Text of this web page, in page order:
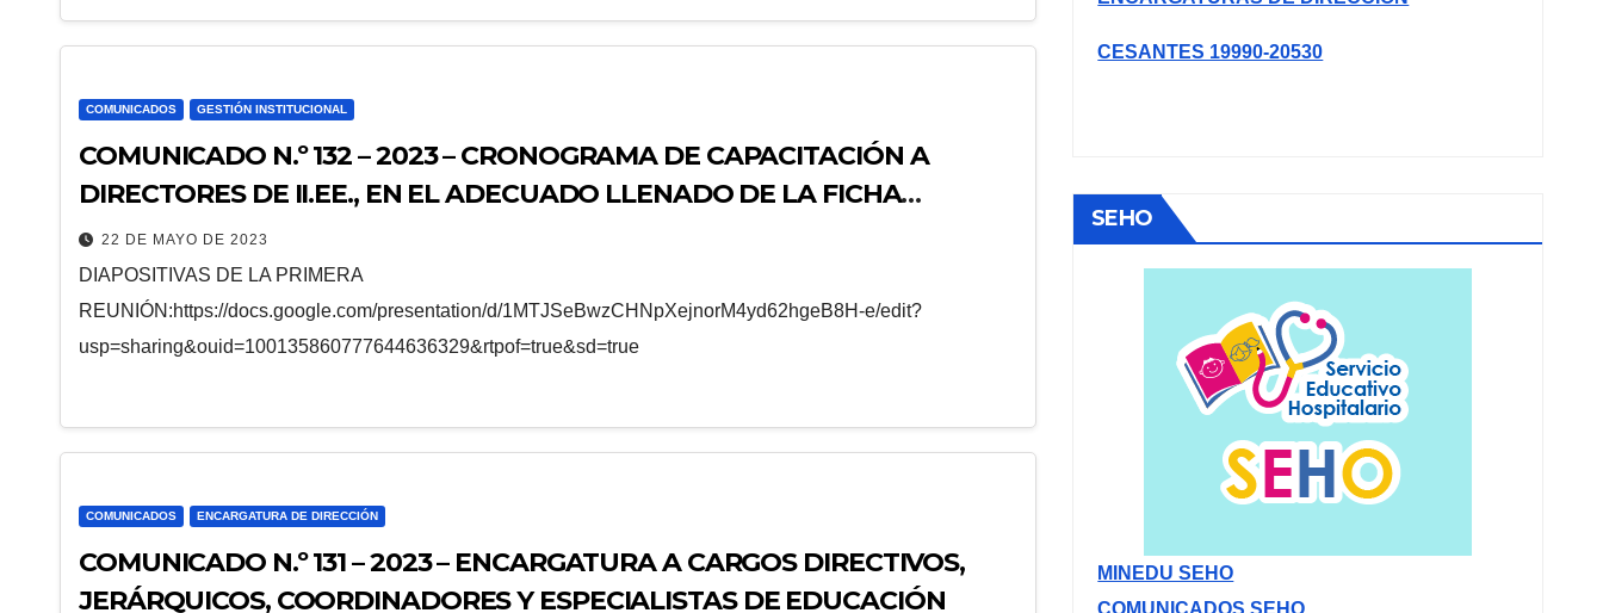
COMUNICADOS GESTIÓN INSTITUCIONAL
COMUNICADO N.º 132 – 2023 – CRONOGRAMA DE CAPACITACIÓN A
DIRECTORES DE II.EE., EN EL ADECUADO LLENADO DE LA FICHA
UNIFICADA DE INFRAESTRUCTURA EDUCATIVA (FUIE 2023)
22 DE MAYO DE 2023
DIAPOSITIVAS DE LA PRIMERA
REUNIÓN:https://docs.google.com/presentation/d/1MTJSeBwzCHNpXejnorM4yd62hgeB8H-e/edit?
usp=sharing&ouid=100135860777644636329&rtpof=true&sd=true
COMUNICADOS ENCARGATURA DE DIRECCIÓN
COMUNICADO N.º 131 – 2023 – ENCARGATURA A CARGOS DIRECTIVOS,
JERÁRQUICOS, COORDINADORES Y ESPECIALISTAS DE EDUCACIÓN
CESANTES 19990-20530
SEHO
MINEDU SEHO
COMUNICADOS SEHO